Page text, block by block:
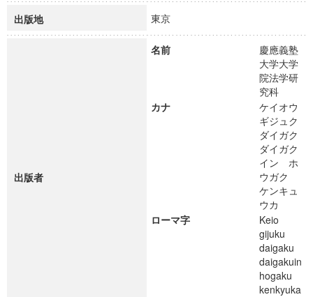
出版地 東京
出版者
名前
慶應義塾
大学大学
院法学研
究科
カナ
ケイオウ
ギジュク
ダイガク
ダイガク
イン ホ
ウガク
ケンキュ
ウカ
ローマ字
Keio
gijuku
daigaku
daigakuin
hogaku
kenkyuka